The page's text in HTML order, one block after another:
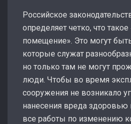
Российское
определяет четко, что
помещение». Это могут
которые служат
но только там не могут
люди. Чтобы во время
сооружения не возникало
нанесения вреда здоровью
все работы по изменению